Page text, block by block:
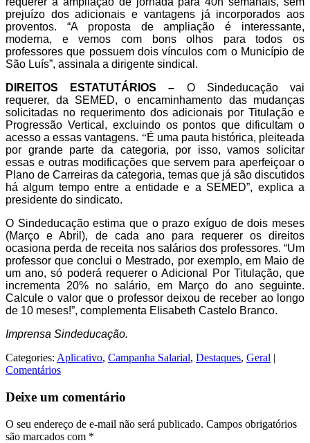
prejuízo dos adicionais e vantagens já incorporados aos
proventos. “A proposta de ampliação é interessante,
moderna, e vemos com bons olhos para todos os
professores que possuem dois vínculos com o Município de
São Luís”, assinala a dirigente sindical.
DIREITOS ESTATUTÁRIOS – O Sindeducação vai
requerer, da SEMED, oencaminhamento das mudanças
solicitadas no requerimento dos adicionais por Titulação e
Progressão Vertical, excluindo os pontos que dificultam o
acesso a essas vantagens. “É uma pauta histórica, pleiteada
por grande parte da categoria, por isso,vamos solicitar
essas e outrasmodificações que servem para aperfeiçoar o
Plano de Carreiras da categoria, temas que já são discutidos
há algum tempo entre a entidade e a SEMED”, explica a
presidente do sindicato.
O Sindeducação estima que o prazo exíguo de dois meses
(Março e Abril), de cada ano para requerer os direitos
ocasiona perda de receita nos salários dos professores. “Um
professor que conclui o Mestrado, por exemplo, em Maio de
um ano, só poderá requerer o Adicional Por Titulação, que
incrementa 20% no salário, em Março do ano seguinte.
Calcule o valor que o professor deixou de receber ao longo
de 10 meses!”, complementa Elisabeth Castelo Branco.
Imprensa Sindeducação.
Categories: Aplicativo, Campanha Salarial, Destaques, Geral |
Comentários
Deixe um comentário
O seu endereço de e-mail não será publicado. Campos obrigatórios
são marcados com *